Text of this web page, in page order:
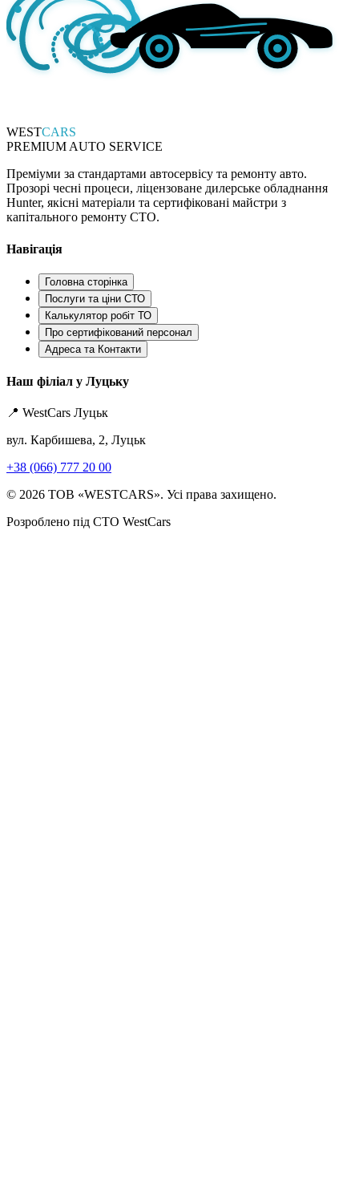
WESTCARS
PREMIUM AUTO SERVICE
Преміуми за стандартами автосервісу та ремонту авто.
Прозорі чесні процеси, ліцензоване дилерське обладнання
Hunter, якісні матеріали та сертифіковані майстри з
капітального ремонту СТО.
Навігація
Головна сторінка
Послуги та ціни СТО
Калькулятор робіт ТО
Про сертифікований персонал
Адреса та Контакти
Наш філіал у Луцьку
📍 WestCars Луцьк
вул. Карбишева, 2, Луцьк
+38 (066) 777 20 00
© 2026 ТОВ «WESTCARS». Усі права захищено.
Розроблено під СТО WestCars